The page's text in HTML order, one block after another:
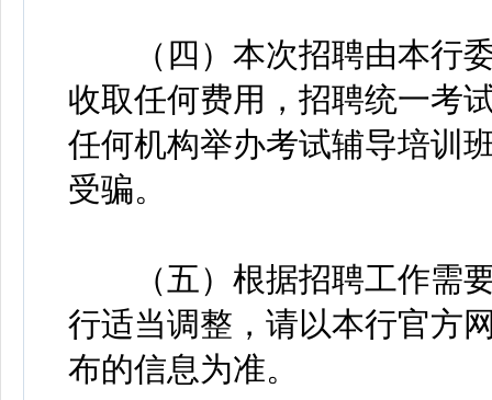
（四）本次招聘由本行委
收取任何费用，招聘统一考
任何机构举办考试辅导培训
受骗。
（五）根据招聘工作需要
行适当调整，请以本行官方
布的信息为准。